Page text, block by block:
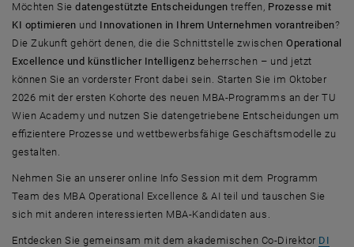
Möchten Siedatengestützte Entscheidungen treffen, Prozesse mit
KI optimieren und Innovationen in Ihrem Unternehmen vorantreiben?
Die Zukunft gehört denen, die die Schnittstelle zwischenOperational
Excellence und künstlicher Intelligenz beherrschen – und jetzt
können Sie an vorderster Front dabei sein. Starten Sie im Oktober
2026 mit der ersten Kohorte des neuen MBA-Programms an der TU
Wien Academy und nutzen Sie datengetriebene Entscheidungen um
effizientere Prozesse und wettbewerbsfähige Geschäftsmodelle zu
gestalten.
Nehmen Sie an unserer online Info Session mit dem Programm
Team des MBA Operational Excellence & AI teil und tauschen Sie
sich mit anderen interessierten MBA-Kandidaten aus.
Entdecken Sie gemeinsam mit dem akademischen Co-Direktor DI